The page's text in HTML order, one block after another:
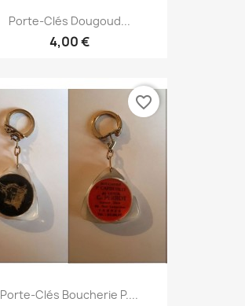
Porte-Clés Dougoud...
4,00 €
Porte-Clés Boucherie P....
favorite_border